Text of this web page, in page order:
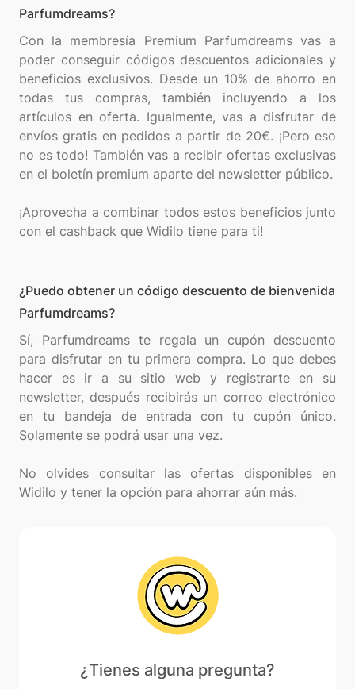
Parfumdreams?
Con la membresía Premium Parfumdreams vas a
poder conseguir códigos descuentos adicionales y
beneficios exclusivos. Desde un 10% de ahorro en
todas tus compras, también incluyendo a los
artículos en oferta. Igualmente, vas a disfrutar de
envíos gratis en pedidos a partir de 20€. ¡Pero eso
no es todo! También vas a recibir ofertas exclusivas
en el boletín premium aparte del newsletter público.
¡Aprovecha a combinar todos estos beneficios junto
¿Puedo obtener un código descuento de bienvenida
Parfumdreams?
Sí, Parfumdreams te regala un cupón descuento
para disfrutar en tu primera compra. Lo que debes
hacer es ir a su sitio web y registrarte en su
newsletter, después recibirás un correo electrónico
en tu bandeja de entrada con tu cupón único.
Solamente se podrá usar una vez.
No olvides consultar las ofertas disponibles en
¿Tienes alguna pregunta?